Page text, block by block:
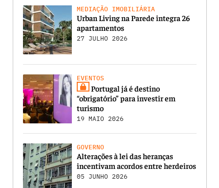
MEDIAÇÃO IMOBILIÁRIA
Urban Living na Parede integra 26
apartamentos
27 JULHO 2026
EVENTOS
Portugal já é destino
“obrigatório” para investir em
turismo
19 MAIO 2026
GOVERNO
Alterações à lei das heranças
incentivam acordos entre herdeiros
05 JUNHO 2026